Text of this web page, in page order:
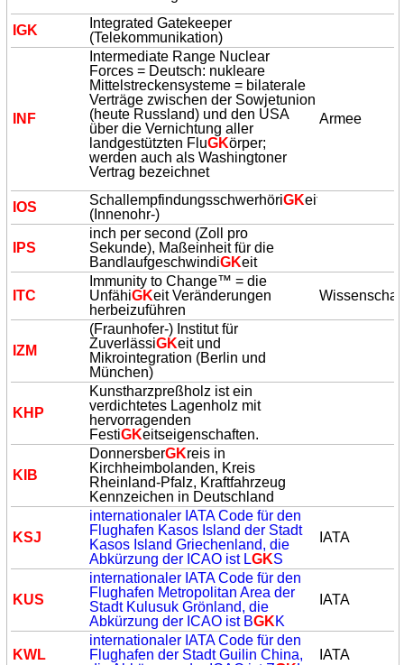
IGK
Integrated Gatekeeper
(Telekommunikation)
INF
Intermediate Range Nuclear
Forces = Deutsch: nukleare
Mittelstreckensysteme = bilaterale
Verträge zwischen der Sowjetunion
(heute Russland) und den USA
über die Vernichtung aller
landgestützten FluGKörper;
werden auch als Washingtoner
Vertrag bezeichnet
Armee
IOS SchallempfindungsschwerhöriGKeit
(Innenohr-)
IPS
inch per second (Zoll pro
Sekunde), Maßeinheit für die
BandlaufgeschwindiGKeit
ITC
Immunity to Change™ = die
UnfähiGKeit Veränderungen
herbeizuführen
IZM
(Fraunhofer-) Institut für
ZuverlässiGKeit und
Mikrointegration (Berlin und
München)
KHP
Kunstharzpreßholz ist ein
verdichtetes Lagenholz mit
hervorragenden
FestiGKeitseigenschaften.
KIB
DonnersberGKreis in
Kirchheimbolanden, Kreis
Rheinland-Pfalz, Kraftfahrzeug
Kennzeichen in Deutschland
KSJ
internationaler IATA Code für den
Flughafen Kasos Island der Stadt
Kasos Island Griechenland, die
Abkürzung der ICAO ist LGKS
IATA
KUS
internationaler IATA Code für den
Flughafen Metropolitan Area der
Stadt Kulusuk Grönland, die
Abkürzung der ICAO ist BGKK
IATA
KWL
internationaler IATA Code für den
Flughafen der Stadt Guilin China,
IATA